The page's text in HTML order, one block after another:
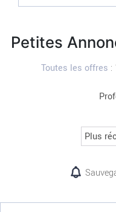
Petites
Toutes les offres :